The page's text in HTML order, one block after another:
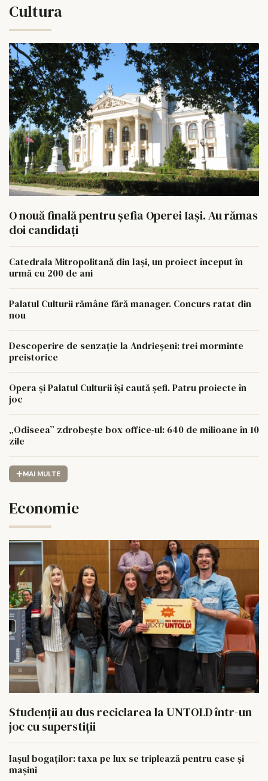
Cultura
O nouă finală pentru șefia Operei Iași. Au rămas
doi candidați
Catedrala Mitropolitană din Iași, un proiect început în
urmă cu 200 de ani
Palatul Culturii rămâne fără manager. Concurs ratat din
nou
Descoperire de senzație la Andrieșeni: trei morminte
preistorice
Opera și Palatul Culturii își caută șefi. Patru proiecte în
joc
„Odiseea” zdrobește box office-ul: 640 de milioane în 10
zile
MAI MULTE
Economie
Studenții au dus reciclarea la UNTOLD într-un
joc cu superstiții
Iașul bogaților: taxa pe lux se triplează pentru case și
mașini